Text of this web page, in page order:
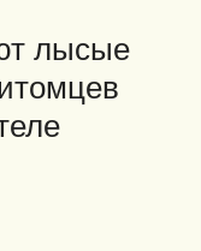
лысые